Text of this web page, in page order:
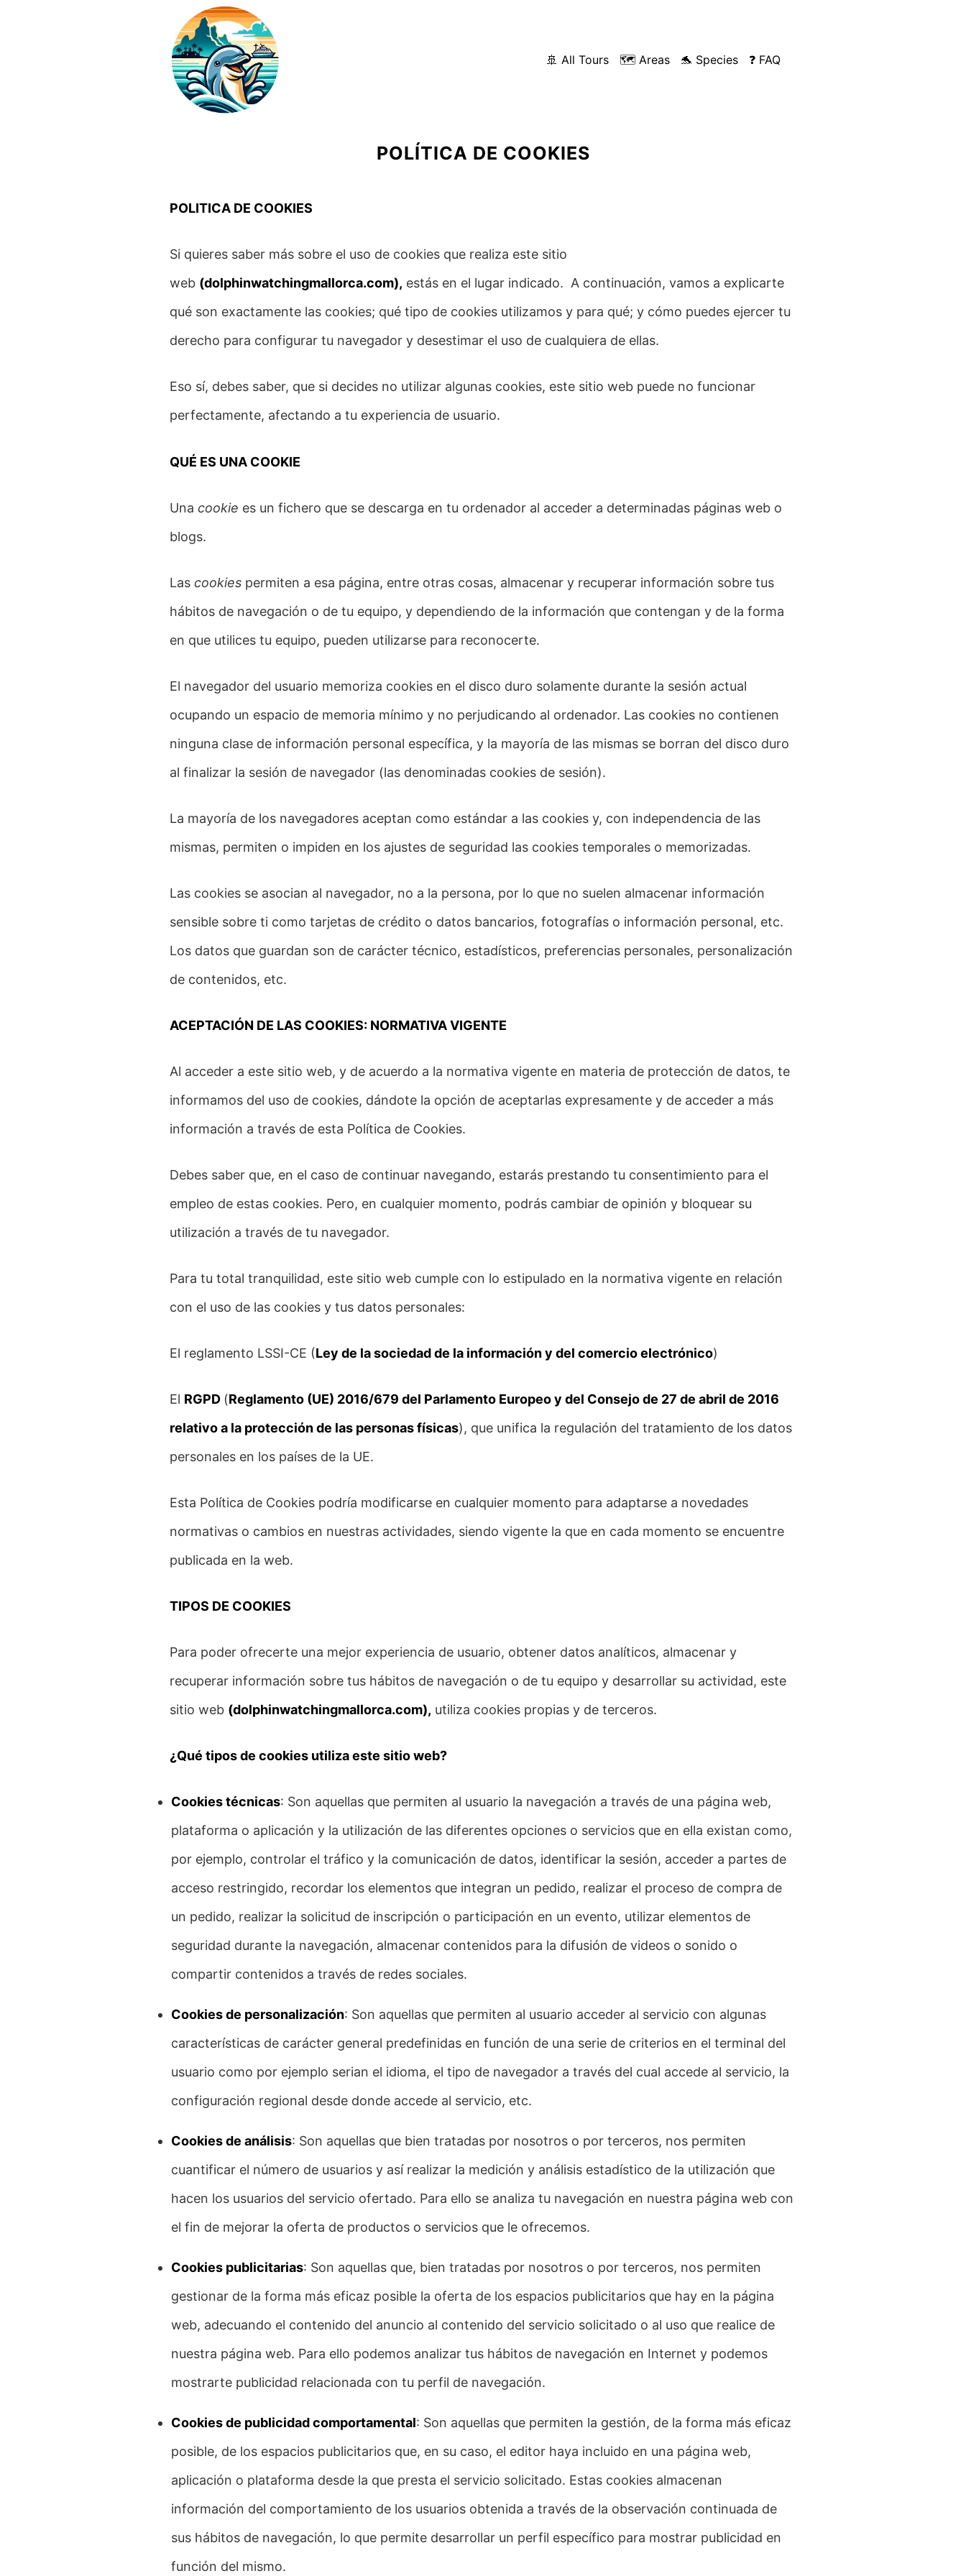
🚢 All Tours
🗺️ Areas 🐬 Species ❓ FAQ
POLÍTICA DE COOKIES
POLITICA DE COOKIES
Si quieres saber más sobre el uso de cookies que realiza este sitio
web (dolphinwatchingmallorca.com), estás en el lugar indicado. A continuación, vamos a explicarte
qué son exactamente las cookies; qué tipo de cookies utilizamos y para qué; y cómo puedes ejercer tu
derecho para configurar tu navegador y desestimar el uso de cualquiera de ellas.
Eso sí, debes saber, que si decides no utilizar algunas cookies, este sitio web puede no funcionar
perfectamente, afectando a tu experiencia de usuario.
QUÉ ES UNA COOKIE
Una cookie es un fichero que se descarga en tu ordenador al acceder a determinadas páginas web o
blogs.
Las cookies permiten a esa página, entre otras cosas, almacenar y recuperar información sobre tus
hábitos de navegación o de tu equipo, y dependiendo de la información que contengan y de la forma
en que utilices tu equipo, pueden utilizarse para reconocerte.
El navegador del usuario memoriza cookies en el disco duro solamente durante la sesión actual
ocupando un espacio de memoria mínimo y no perjudicando al ordenador. Las cookies no contienen
ninguna clase de información personal específica, y la mayoría de las mismas se borran del disco duro
al finalizar la sesión de navegador (las denominadas cookies de sesión).
La mayoría de los navegadores aceptan como estándar a las cookies y, con independencia de las
mismas, permiten o impiden en los ajustes de seguridad las cookies temporales o memorizadas.
Las cookies se asocian al navegador, no a la persona, por lo que no suelen almacenar información
sensible sobre ti como tarjetas de crédito o datos bancarios, fotografías o información personal, etc.
Los datos que guardan son de carácter técnico, estadísticos, preferencias personales, personalización
de contenidos, etc.
ACEPTACIÓN DE LAS COOKIES: NORMATIVA VIGENTE
Al acceder a este sitio web, y de acuerdo a la normativa vigente en materia de protección de datos, te
informamos del uso de cookies, dándote la opción de aceptarlas expresamente y de acceder a más
información a través de esta Política de Cookies.
Debes saber que, en el caso de continuar navegando, estarás prestando tu consentimiento para el
empleo de estas cookies. Pero, en cualquier momento, podrás cambiar de opinión y bloquear su
utilización a través de tu navegador.
Para tu total tranquilidad, este sitio web cumple con lo estipulado en la normativa vigente en relación
con el uso de las cookies y tus datos personales:
El reglamento LSSI-CE (Ley de la sociedad de la información y del comercio electrónico)
El RGPD (Reglamento (UE) 2016/679 del Parlamento Europeo y del Consejo de 27 de abril de 2016
relativo a la protección de las personas físicas), que unifica la regulación del tratamiento de los datos
personales en los países de la UE.
Esta Política de Cookies podría modificarse en cualquier momento para adaptarse a novedades
normativas o cambios en nuestras actividades, siendo vigente la que en cada momento se encuentre
publicada en la web.
TIPOS DE COOKIES
Para poder ofrecerte una mejor experiencia de usuario, obtener datos analíticos, almacenar y
recuperar información sobre tus hábitos de navegación o de tu equipo y desarrollar su actividad, este
sitio web (dolphinwatchingmallorca.com), utiliza cookies propias y de terceros.
¿Qué tipos de cookies utiliza este sitio web?
Cookies técnicas: Son aquellas que permiten al usuario la navegación a través de una página web,
plataforma o aplicación y la utilización de las diferentes opciones o servicios que en ella existan como,
por ejemplo, controlar el tráfico y la comunicación de datos, identificar la sesión, acceder a partes de
acceso restringido, recordar los elementos que integran un pedido, realizar el proceso de compra de
un pedido, realizar la solicitud de inscripción o participación en un evento, utilizar elementos de
seguridad durante la navegación, almacenar contenidos para la difusión de videos o sonido o
compartir contenidos a través de redes sociales.
Cookies de personalización: Son aquellas que permiten al usuario acceder al servicio con algunas
características de carácter general predefinidas en función de una serie de criterios en el terminal del
usuario como por ejemplo serian el idioma, el tipo de navegador a través del cual accede al servicio, la
configuración regional desde donde accede al servicio, etc.
Cookies de análisis: Son aquellas que bien tratadas por nosotros o por terceros, nos permiten
cuantificar el número de usuarios y así realizar la medición y análisis estadístico de la utilización que
hacen los usuarios del servicio ofertado. Para ello se analiza tu navegación en nuestra página web con
el fin de mejorar la oferta de productos o servicios que le ofrecemos.
Cookies publicitarias: Son aquellas que, bien tratadas por nosotros o por terceros, nos permiten
gestionar de la forma más eficaz posible la oferta de los espacios publicitarios que hay en la página
web, adecuando el contenido del anuncio al contenido del servicio solicitado o al uso que realice de
nuestra página web. Para ello podemos analizar tus hábitos de navegación en Internet y podemos
mostrarte publicidad relacionada con tu perfil de navegación.
Cookies de publicidad comportamental: Son aquellas que permiten la gestión, de la forma más eficaz
posible, de los espacios publicitarios que, en su caso, el editor haya incluido en una página web,
aplicación o plataforma desde la que presta el servicio solicitado. Estas cookies almacenan
información del comportamiento de los usuarios obtenida a través de la observación continuada de
sus hábitos de navegación, lo que permite desarrollar un perfil específico para mostrar publicidad en
función del mismo.